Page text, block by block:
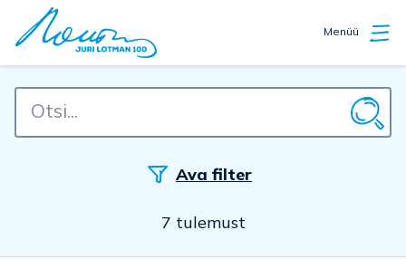
Menüü
Ava filter
7 tulemust